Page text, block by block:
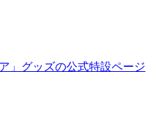
」グッズの公式特設ページ